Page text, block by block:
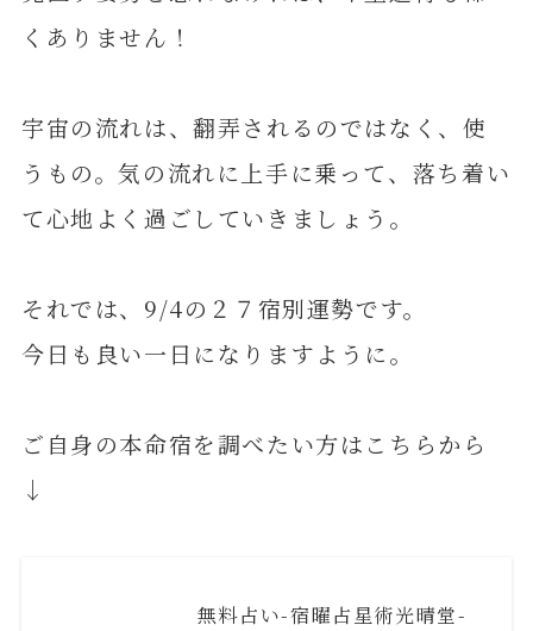
くありません！
宇宙の流れは、翻弄されるのではなく、使
うもの。気の流れに上手に乗って、落ち着い
て心地よく過ごしていきましょう。
それでは、9/4の２７宿別運勢です。
今日も良い一日になりますように。
ご自身の本命宿を調べたい方はこちらから
↓
無料占い-宿曜占星術光晴堂-